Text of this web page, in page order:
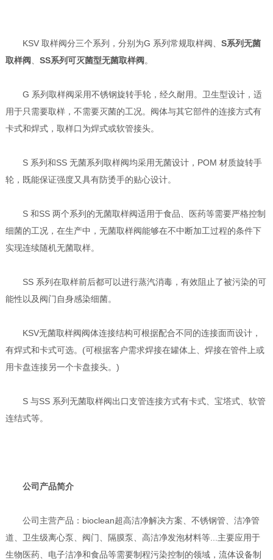
KSV 取样阀分三个系列，分别为G 系列常规取样阀、 S系列无菌
取样阀
SS系列可灭菌型无菌取样阀 。
G 系列取样阀采用不锈钢旋转手轮，经久耐用。卫生型设计，适
用于只需要取样，不需要灭菌的工况。阀体与其它部件的连接方式有
卡式和焊式，取样口为焊式或软管接头。
S 系列和SS 无菌系列取样阀均采用无菌设计，POM 材质旋转手
轮，既能保证强度又具有防烫手的贴心设计。
S 和SS 两个系列的无菌取样阀适用于食品、医药等需要严格控制
细菌的工况，在生产中，无菌取样阀能够在不中断加工过程的条件下
实现连续随机无菌取样。
SS 系列在取样前后都可以进行蒸汽消毒，有效阻止了被污染的可
能性以及阀门自身感染细菌。
KSV无菌取样阀阀体连接结构可根据配合不同的连接面而设计，
有焊式和卡式可选。(可根据客户需求焊接在罐体上、焊接在管件上或
用卡盘连接另一个卡盘接头。)
S 与SS 系列无菌取样阀出口支管连接方式有卡式、宝塔式、软管
连结式等。
公司产品简介
公司主营产品：bioclean超高洁净解决方案、不锈钢管、洁净管
道、卫生级离心泵、阀门、隔膜泵、高洁净发泡材料等...主要应用于
生物医药、电子洁净和食品等需要制程污染控制的领域，流体设备制